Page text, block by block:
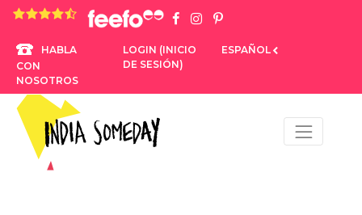
4,8 rating based on 1.234 ratings
HABLA
CON
NOSOTROS
LOGIN (INICIO
DE SESIÓN)
ESPAÑOL